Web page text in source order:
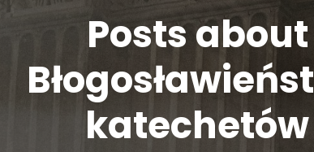
Posts about
katechetów